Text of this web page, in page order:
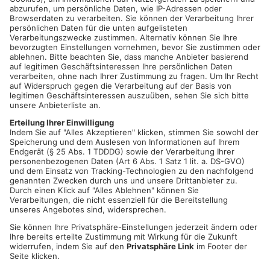
Ermittlungsbehörden im hessischen Teil des Primaveralandes
zum Schlag gegen Kinderpornografie ausgeholt. Heute hat das
Landeskriminalamt Einzelheiten bekannt gegeben.
Die Fahnder waren auch im Kreis Offenbach, im Main-Kinzig-
Kreis und im Kreis Darmstadt-Dieburg bei verschiedenen
Akteuren der Kinderporno-Szene vorstellig geworden.
Hessenweit wurden 75 Wohnungen durchsucht und vor allem
Speichermedien sichergestellt. Insgesamt spricht das LKA von
63 Verdächtigen, die Kinderpornografie verbreitet oder
besessen haben. Elf davon sollen sogar aktiv Kinder oder
Jugendliche sexuell missbraucht und davon Videos gemacht
haben.
Artikel teilen
ANZEIGE